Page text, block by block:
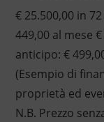
€ 25.500,00 in
449,00 al mese
anticipo: €
(Esempio di
proprietà ed
N.B. Prezzo